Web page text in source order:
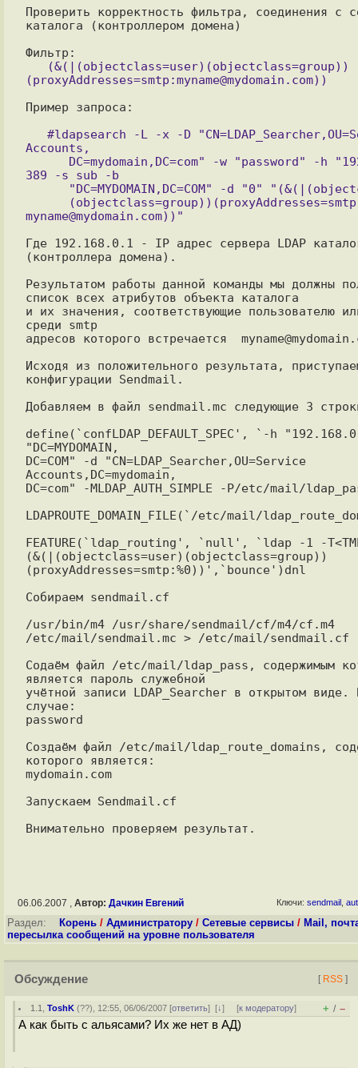
Проверить корректность фильтра, соединения с
каталога (контроллером домена)
Пример запроса:
Accounts,
389 -s sub -b
Где 192.168.0.1 - IP адрес сервера LDAP
(контроллера домена).
Результатом работы данной команды мы должны
список всех атрибутов объекта каталога
и их значения, соответствующие пользователю
среди smtp
адресов которого встречается
Исходя из положительного результата,
конфигурации Sendmail.
Добавляем в файл sendmail.mc следующие 3
define(`confLDAP_DEFAULT_SPEC', `-h
"DC=MYDOMAIN,
DC=COM" -d "CN=LDAP_Searcher,OU=Service
Accounts,DC=mydomain,
DC=com" -MLDAP_AUTH_SIMPLE -P/etc/mail/
LDAPROUTE_DOMAIN_FILE(`/etc/mail/
FEATURE(`ldap_routing', `null', `ldap -1 -
(&(|(objectclass=user)(objectclass=group))
(proxyAddresses=smtp:%0))',`bounce')dnl
Собираем sendmail.cf
/usr/bin/m4 /usr/share/sendmail/cf/m4/cf.m4
/etc/mail/sendmail.mc > /etc/mail/sendmail.cf
Содаём файл /etc/mail/ldap_pass, содержимым
является пароль служебной
учётной записи LDAP_Searcher в открытом виде.
случае:
password
Создаём файл /etc/mail/ldap_route_domains,
которого является:
mydomain.com
Запускаем Sendmail.cf
06.06.2007 , Автор: Дачкин Евгений Ключи: sendmail
Раздел: Корень / Администратору / Сетевые сервисы / Mail,
пересылка сообщений на уровне пользователя
Обсуждение [ RSS ]
1.1 ,ToshK (??), 12:55, 06/06/2007 [ответить][↓] [к модератору] + / –
А как быть с альясами? Их же нет в АД)